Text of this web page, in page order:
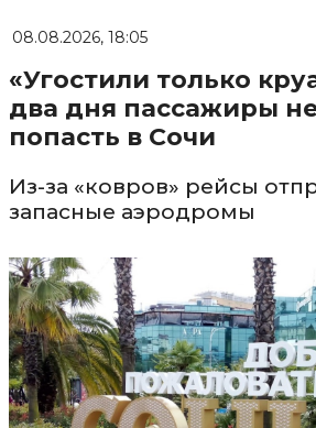
08.08.2026, 18:05
«Угостили только
два дня пассажиры
попасть в Сочи
Из-за «ковров» рейсы
запасные аэродромы